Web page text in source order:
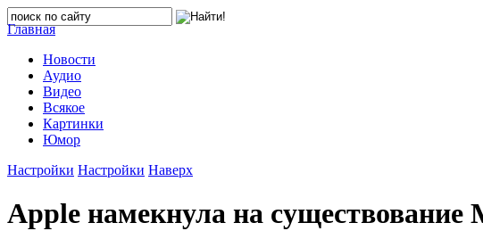
Главная
Новости
Аудио
Видео
Всякое
Картинки
Юмор
Настройки Настройки Наверх
Apple намекнула на существование